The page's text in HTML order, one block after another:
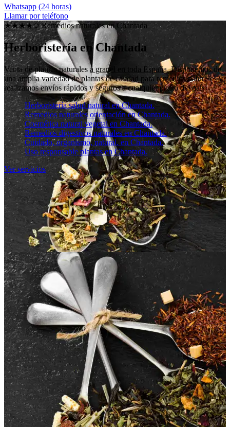
Whatsapp (24 horas)
Llamar por teléfono
★★★★✩ Remedios naturales en Chantada
Herboristería en Chantada
Venta de plantas naturalesa granel en toda España. Disponemos de
una amplia variedad de plantas de calidad para remedios naturales y
realizamos envíos rápidos y seguros a cualquier punto del país.
Herboristería salud natural en Chantada.
Remedios naturales orientación en Chantada.
Cosmética natural vegetal en Chantada.
Remedios digestivos naturales en Chantada.
Cuidado, organismo, natural. en Chantada.
Uso responsable plantas en Chantada.
Ver servicios